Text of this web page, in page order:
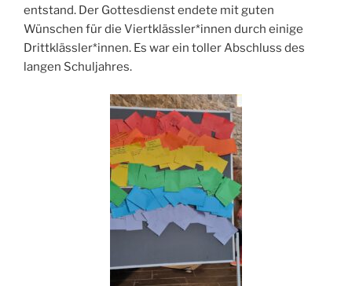
entstand. Der Gottesdienst endete mit guten
Wünschen für die Viertklässler*innen durch einige
Drittklässler*innen. Es war ein toller Abschluss des
langen Schuljahres.